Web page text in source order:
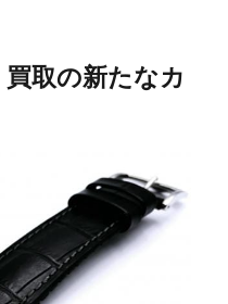
取の新たなカ